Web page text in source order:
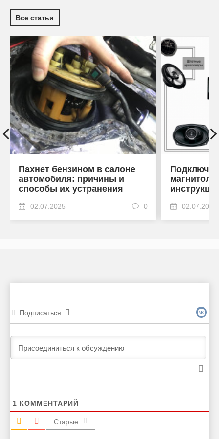
Все статьи
Пахнет бензином в салоне
автомобиля: причины и
способы их устранения
02.07.2025 0 02.07.2025
Подписаться
1 КОММЕНТАРИЙ
Старые